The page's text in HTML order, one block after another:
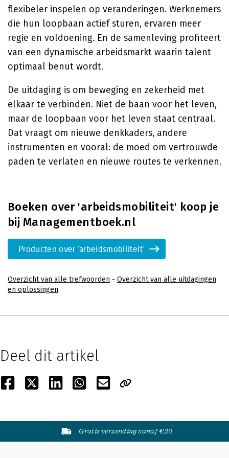
flexibeler inspelen op veranderingen. Werknemers
die hun loopbaan actief sturen, ervaren meer
regie en voldoening. En de samenleving profiteert
van een dynamische arbeidsmarkt waarin talent
optimaal benut wordt.
De uitdaging is om beweging en zekerheid met
elkaar te verbinden. Niet de baan voor het leven,
maar de loopbaan voor het leven staat centraal.
Dat vraagt om nieuwe denkkaders, andere
instrumenten en vooral: de moed om vertrouwde
paden te verlaten en nieuwe routes te verkennen.
Boeken over 'arbeidsmobiliteit' koop je
bij Managementboek.nl
Producten over 'arbeidsmobiliteit'
Overzicht van alle trefwoorden - Overzicht van alle uitdagingen
en oplossingen
Deel dit artikel
Gratis verzending vanaf €20